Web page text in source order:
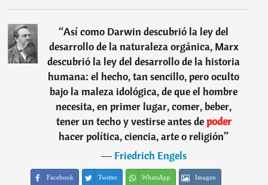
“Así como Darwin descubrió la ley del
desarrollo de la naturaleza orgánica, Marx
descubrió la ley del desarrollo de la historia
humana: el hecho, tan sencillo, pero oculto
bajo la maleza idológica, de que el hombre
necesita, en primer lugar, comer, beber,
tener un techo y vestirse antes depoder
hacer política, ciencia, arte o religión”
―Friedrich Engels
Facebook Twitter WhatsApp Imagen